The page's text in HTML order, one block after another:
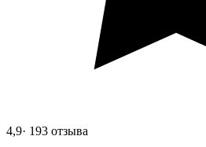
4,9· 193 отзыва